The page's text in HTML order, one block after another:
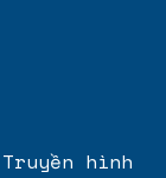
hình